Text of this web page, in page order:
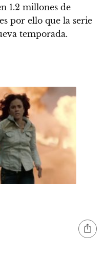
1.2 millones de
por ello que la serie
temporada.